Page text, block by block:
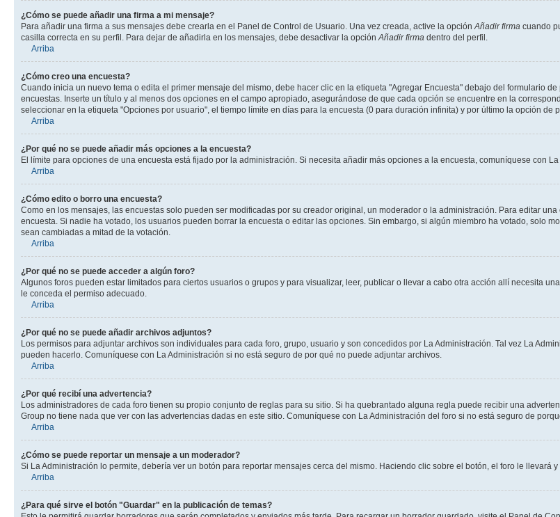
¿Cómo se puede añadir una firma a mi mensaje?
Para añadir una firma a sus mensajes debe crearla en el Panel de Control de Usuario. Una vez creada, active la opción Añadir firma cuando
casilla correcta en su perfil. Para dejar de añadirla en los mensajes, debe desactivar la opción Añadir firma dentro del perfil.
Arriba
¿Cómo creo una encuesta?
Cuando inicia un nuevo tema o edita el primer mensaje del mismo, debe hacer clic en la etiqueta "Agregar Encuesta" debajo del formulario
encuestas. Inserte un título y al menos dos opciones en el campo apropiado, asegurándose de que cada opción se encuentre en la
seleccionar en la etiqueta "Opciones por usuario", el tiempo límite en días para la encuesta (0 para duración infinita) y por último la opción de
Arriba
¿Por qué no se puede añadir más opciones a la encuesta?
El límite para opciones de una encuesta está fijado por la administración. Si necesita añadir más opciones a la encuesta, comuníquese con La
Arriba
¿Cómo edito o borro una encuesta?
Como en los mensajes, las encuestas solo pueden ser modificadas por su creador original, un moderador o la administración. Para editar
encuesta. Si nadie ha votado, los usuarios pueden borrar la encuesta o editar las opciones. Sin embargo, si algún miembro ha votado, solo
sean cambiadas a mitad de la votación.
Arriba
¿Por qué no se puede acceder a algún foro?
Algunos foros pueden estar limitados para ciertos usuarios o grupos y para visualizar, leer, publicar o llevar a cabo otra acción allí necesita
le conceda el permiso adecuado.
Arriba
¿Por qué no se puede añadir archivos adjuntos?
Los permisos para adjuntar archivos son individuales para cada foro, grupo, usuario y son concedidos por La Administración. Tal vez La
pueden hacerlo. Comuníquese con La Administración si no está seguro de por qué no puede adjuntar archivos.
Arriba
¿Por qué recibí una advertencia?
Los administradores de cada foro tienen su propio conjunto de reglas para su sitio. Si ha quebrantado alguna regla puede recibir una
Group no tiene nada que ver con las advertencias dadas en este sitio. Comuníquese con La Administración del foro si no está seguro de
Arriba
¿Cómo se puede reportar un mensaje a un moderador?
Si La Administración lo permite, debería ver un botón para reportar mensajes cerca del mismo. Haciendo clic sobre el botón, el foro le llevará
Arriba
¿Para qué sirve el botón "Guardar" en la publicación de temas?